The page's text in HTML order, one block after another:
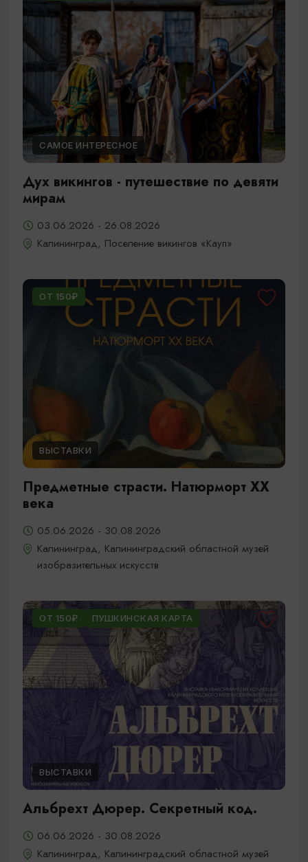
САМОЕ ИНТЕРЕСНОЕ
Дух викингов - путешествие по девяти
мирам
03.06.2026 - 26.08.2026
Калининград, Поселение викингов «Кауп»
ОТ 150₽
ВЫСТАВКИ
Предметные страсти. Натюрморт XX
века
05.06.2026 - 30.08.2026
Калининград, Калининградский областной музей
изобразительных искусств
ОТ 150₽ ПУШКИНСКАЯ КАРТА
ВЫСТАВКИ
Альбрехт Дюрер. Секретный код.
06.06.2026 - 30.08.2026
Калининград, Калининградский областной музей